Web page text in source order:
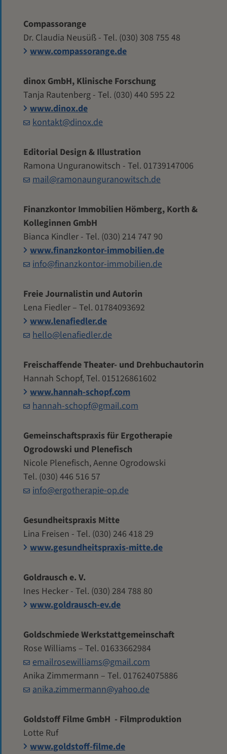
Compassorange
Dr. Claudia Neusüß - Tel. (030) 308 755 48
www.compassorange.de
dinox GmbH, Klinische Forschung
Tanja Rautenberg - Tel. (030) 440 595 22
www.dinox.de
kontakt@dinox.de
Editorial Design & Illustration
Ramona Unguranowitsch - Tel. 01739147006
mail@ramonaunguranowitsch.de
Finanzkontor Immobilien Hömberg, Korth &
Kolleginnen GmbH
Bianca Kindler - Tel. (030) 214 747 90
www.finanzkontor-immobilien.de
info@finanzkontor-immobilien.de
Freie Journalistin und Autorin
Lena Fiedler – Tel. 01784093692
www.lenafiedler.de
hello@lenafiedler.de
Freischaffende Theater- und Drehbuchautorin
Hannah Schopf, Tel. 015126861602
www.hannah-schopf.com
hannah-schopf@gmail.com
Gemeinschaftspraxis für Ergotherapie
Ogrodowski und Plenefisch
Nicole Plenefisch, Aenne Ogrodowski
Tel. (030) 446 516 57
info@ergotherapie-op.de
Gesundheitspraxis Mitte
Lina Freisen - Tel. (030) 246 418 29
www.gesundheitspraxis-mitte.de
Goldrausch e. V.
Ines Hecker - Tel. (030) 284 788 80
www.goldrausch-ev.de
Goldschmiede Werkstattgemeinschaft
Rose Williams – Tel. 01633662984
emailrosewilliams@gmail.com
Anika Zimmermann – Tel. 017624075886
anika.zimmermann@yahoo.de
Goldstoff Filme GmbH - Filmproduktion
Lotte Ruf
www.goldstoff-filme.de